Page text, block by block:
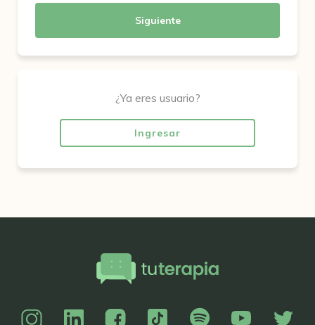
Siguiente
¿Ya eres usuario?
Ingresar